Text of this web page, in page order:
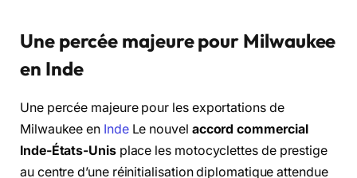
Une percée majeure pour Milwaukee
en Inde
Une percée majeure pour les exportations de
Milwaukee en IndeLe nouvel accord commercial
Inde-États-Unisplace les motocyclettes de prestige
au centre d’une réinitialisation diplomatique attendue